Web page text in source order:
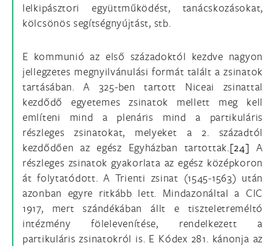
lelkipásztori együttműködést, tanácskozásokat,
kölcsönös segítségnyújtást, stb.
E kommunió az első századoktól kezdve nagyon
jellegzetes megnyilvánulási formát talált a zsinatok
tartásában. A 325-ben tartott Niceai zsinattal
kezdődő egyetemes zsinatok mellett meg kell
említeni mind a plenáris mind a partikuláris
részleges zsinatokat, melyeket a 2. századtól
kezdődően az egész Egyházban tartottak.[24] A
részleges zsinatok gyakorlata az egész középkoron
át folytatódott. A Trienti zsinat (1545-1563) után
azonban egyre ritkább lett. Mindazonáltal a CIC
1917, mert szándékában állt e tiszteletreméltó
intézmény fölelevenítése, rendelkezett a
partikuláris zsinatokról is. E Kódex 281. kánonja az